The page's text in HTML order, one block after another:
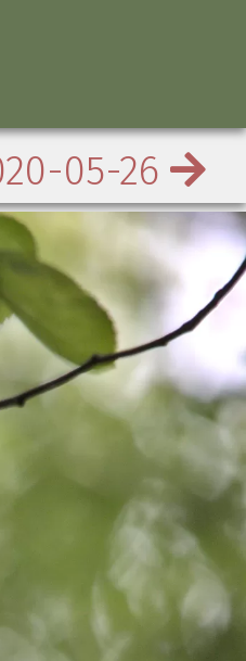
05-26